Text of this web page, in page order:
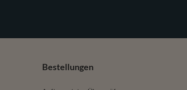
Bestellungen